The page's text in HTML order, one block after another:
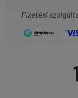
Fizetési